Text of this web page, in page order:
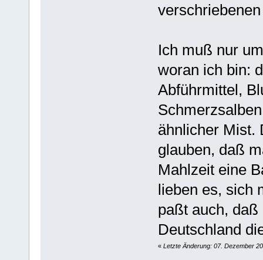
Ich muß nur
woran ich bin:
Abführmittel,
ähnlicher Mist.
glauben, daß
Mahlzeit eine
lieben es, sich
paßt auch,
Deutschland
« Letzte Änderung: 07. Dezember